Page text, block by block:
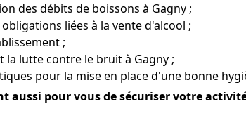
des débits de boissons à Gagny ;
liées à la vente d'alcool ;
;
la lutte contre le bruit à Gagny ;
pour la mise en place d'une bonne
aussi pour vous de sécuriser votre